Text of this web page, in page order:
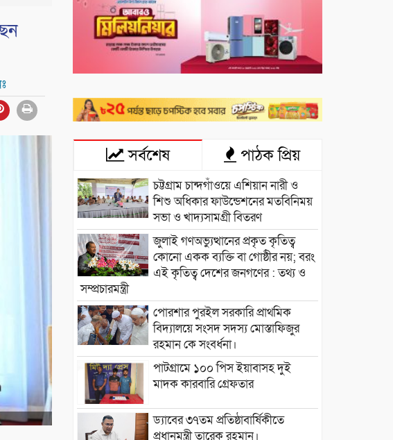
সর্বশেষ পাঠক প্রিয়
চট্টগ্রাম চান্দগাঁওয়ে এশিয়ান নারী ও
শিশু অধিকার ফাউন্ডেশনের মতবিনিময়
সভা ও খাদ্যসামগ্রী বিতরণ
জুলাই গণঅভ্যুত্থানের প্রকৃত কৃতিত্ব
কোনো একক ব্যক্তি বা গোষ্ঠীর নয়; বরং
এই কৃতিত্ব দেশের জনগণের : তথ্য ও
সম্প্রচারমন্ত্রী
পোরশার পুরইল সরকারি প্রাথমিক
বিদ্যালয়ে সংসদ সদস্য মোস্তাফিজুর
রহমান কে সংবর্ধনা।
পাটগ্রামে ১০০ পিস ইয়াবাসহ দুই
মাদক কারবারি গ্রেফতার
ড্যাবের ৩৭তম প্রতিষ্ঠাবার্ষিকীতে
প্রধানমন্ত্রী তারেক রহমান।